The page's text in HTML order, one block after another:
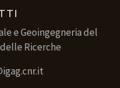
e Geoingegneria del
Ricerche